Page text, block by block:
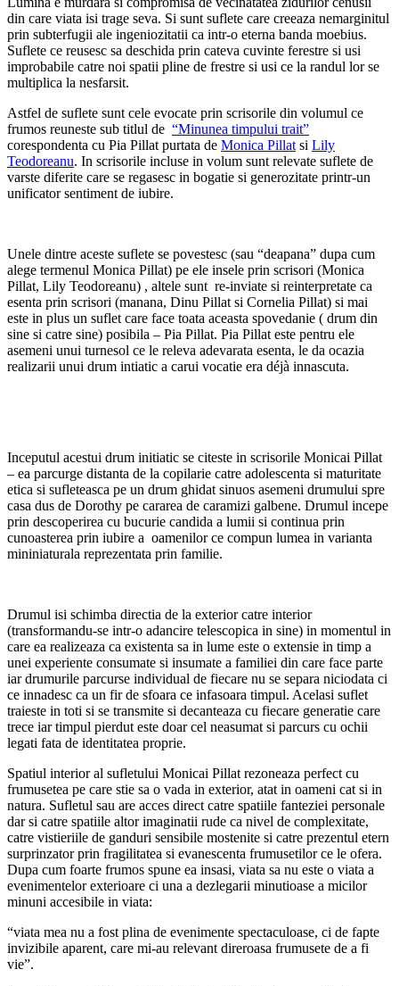
din care viata isi trage seva. Si sunt suflete care creeaza nemarginitul
prin subterfugii ale ingeniozitatii ca intr-o eterna banda moebius.
Suflete ce reusesc sa deschida prin cateva cuvinte ferestre si usi
improbabile catre noi spatii pline de frestre si usi ce la randul lor se
multiplica la nesfarsit.
Astfel de suflete sunt cele evocate prin scrisorile din volumul ce
frumos reuneste sub titlul de “Minunea timpului trait”
corespondenta cu Pia Pillat purtata de Monica Pillat si Lily
Teodoreanu. In scrisorile incluse in volum sunt relevate suflete de
varste diferite care se regasesc in bogatie si generozitate printr-un
unificator sentiment de iubire.
Unele dintre aceste suflete se povestesc (sau “deapana” dupa cum
alege termenul Monica Pillat) pe ele insele prin scrisori (Monica
Pillat, Lily Teodoreanu) , altele sunt re-inviate si reinterpretate ca
esenta prin scrisori (manana, Dinu Pillat si Cornelia Pillat) si mai
este in plus un suflet care face toata aceasta spovedanie ( drum din
sine si catre sine) posibila – Pia Pillat. Pia Pillat este pentru ele
asemeni unui turnesol ce le releva adevarata esenta, le da ocazia
realizarii unui drum intiatic a carui vocatie era déjà innascuta.
Inceputul acestui drum initiatic se citeste in scrisorile Monicai Pillat
– ea parcurge distanta de la copilarie catre adolescenta si maturitate
etica si sufleteasca pe un drum ghidat sinuos asemeni drumului spre
casa dus de Dorothy pe cararea de caramizi galbene. Drumul incepe
prin descoperirea cu bucurie candida a lumii si continua prin
cunoasterea prin iubire a oamenilor ce compun lumea in varianta
mininiaturala reprezentata prin familie.
Drumul isi schimba directia de la exterior catre interior
(transformandu-se intr-o adancire telescopica in sine) in momentul in
care ea realizeaza ca existenta sa in lume este o extensie in timp a
unei experiente consumate si insumate a familiei din care face parte
iar drumurile parcurse individual de fiecare nu se separa niciodata ci
ce innadesc ca un fir de sfoara ce infasoara timpul. Acelasi suflet
traieste in toti si se transmite si decanteaza cu fiecare generatie care
trece iar timpul pierdut este doar cel neasumat si parcurs cu ochii
legati fata de identitatea proprie.
Spatiul interior al sufletului Monicai Pillat rezoneaza perfect cu
frumusetea pe care stie sa o vada in exterior, atat in oameni cat si in
natura. Sufletul sau are acces direct catre spatiile fanteziei personale
dar si catre spatiile altor imaginatii rude ca nivel de complexitate,
catre vistieriile de ganduri sensibile mostenite si catre prezentul etern
surprinzator prin fragilitatea si evanescenta frumusetilor ce le ofera.
Dupa cum foarte frumos spune ea insasi, viata sa nu este o viata a
evenimentelor exterioare ci una a dezlegarii minutioase a micilor
minuni accesibile in viata:
“viata mea nu a fost plina de evenimente spectaculoase, ci de fapte
invizibile aparent, care mi-au relevant direroasa frumusete de a fi
vie”.